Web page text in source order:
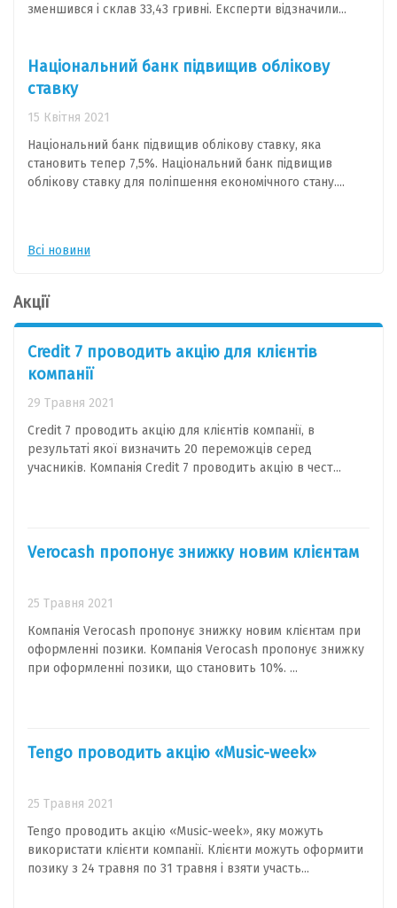
зменшився і склав 33,43 гривні. Експерти відзначили...
Національний банк підвищив облікову
ставку
15 Квітня 2021
Національний банк підвищив облікову ставку, яка
становить тепер 7,5%. Національний банк підвищив
облікову ставку для поліпшення економічного стану....
Всі новини
Акції
Credit 7 проводить акцію для клієнтів
компанії
29 Травня 2021
Credit 7 проводить акцію для клієнтів компанії, в
результаті якої визначить 20 переможців серед
учасників. Компанія Credit 7 проводить акцію в чест...
Verocash пропонує знижку новим клієнтам
25 Травня 2021
Компанія Verocash пропонує знижку новим клієнтам при
оформленні позики. Компанія Verocash пропонує знижку
при оформленні позики, що становить 10%. ...
Tengo проводить акцію «Music-week»
25 Травня 2021
Tengo проводить акцію «Music-week», яку можуть
використати клієнти компанії. Клієнти можуть оформити
позику з 24 травня по 31 травня і взяти участь...